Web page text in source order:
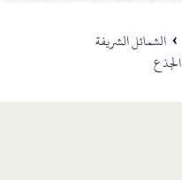
› الشمائل الشريفة